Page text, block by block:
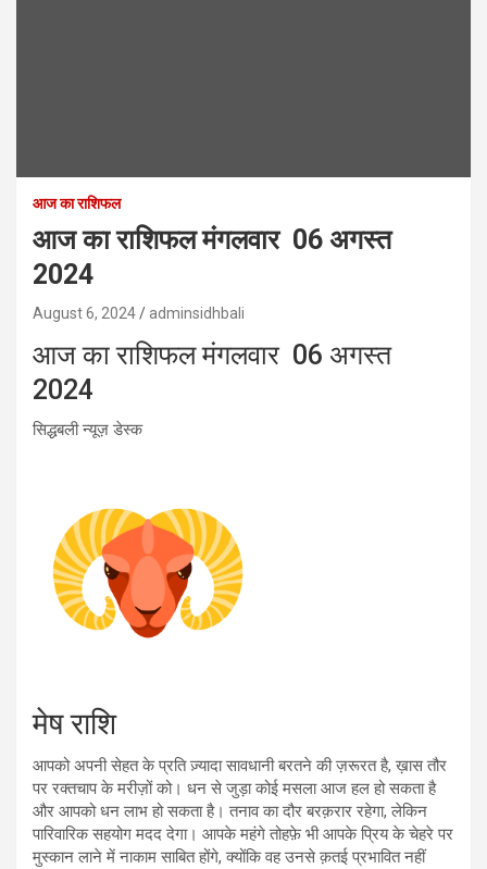
आज का राशिफल
आज का राशिफल मंगलवार 06 अगस्त
2024
August 6, 2024 adminsidhbali
आज का राशिफल मंगलवार 06 अगस्त
2024
सिद्धबली न्यूज़ डेस्क
मेष राशि
आपको अपनी सेहत के प्रति ज़्यादा सावधानी बरतने की ज़रूरत है, ख़ास तौर
पर रक्तचाप के मरीज़ों को। धन से जुड़ा कोई मसला आज हल हो सकता है
और आपको धन लाभ हो सकता है। तनाव का दौर बरक़रार रहेगा, लेकिन
पारिवारिक सहयोग मदद देगा। आपके महंगे तोहफ़े भी आपके प्रिय के चेहरे पर
मुस्कान लाने में नाकाम साबित होंगे, क्योंकि वह उनसे क़तई प्रभावित नहीं